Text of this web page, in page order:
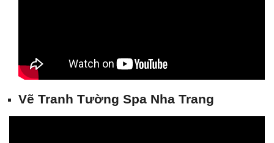
Vẽ Tranh Tường Spa Nha Trang